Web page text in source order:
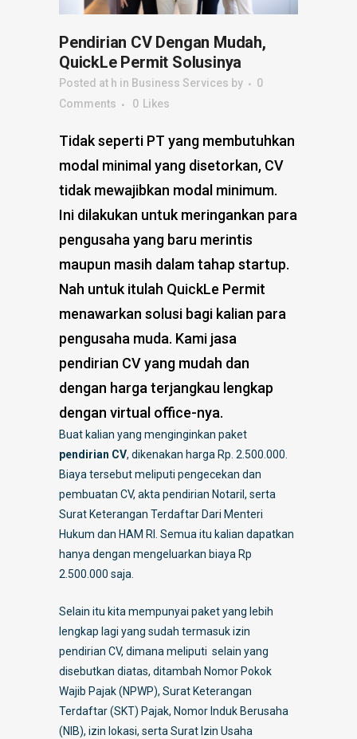
Pendirian CV Dengan Mudah,
QuickLe Permit Solusinya
Posted at h in Business Services by
0
Comments
0 Likes
Tidak seperti PT yang membutuhkan
modal minimal yang disetorkan, CV
tidak mewajibkan modal minimum.
Ini dilakukan untuk meringankan para
pengusaha yang baru merintis
maupun masih dalam tahap startup.
Nah untuk itulah QuickLe Permit
menawarkan solusi bagi kalian para
pengusaha muda. Kami jasa
pendirian CV yang mudah dan
dengan harga terjangkau lengkap
dengan virtual office-nya.
Buat kalian yang menginginkan paket
pendirian CV, dikenakan harga Rp. 2.500.000.
Biaya tersebut meliputi pengecekan dan
pembuatan CV, akta pendirian Notaril, serta
Surat Keterangan Terdaftar Dari Menteri
Hukum dan HAM RI. Semua itu kalian dapatkan
hanya dengan mengeluarkan biaya Rp
2.500.000 saja.
Selain itu kita mempunyai paket yang lebih
lengkap lagi yang sudah termasuk izin
pendirian CV, dimana meliputi selain yang
disebutkan diatas, ditambah Nomor Pokok
Wajib Pajak (NPWP), Surat Keterangan
Terdaftar (SKT) Pajak, Nomor Induk Berusaha
(NIB), izin lokasi, serta Surat Izin Usaha